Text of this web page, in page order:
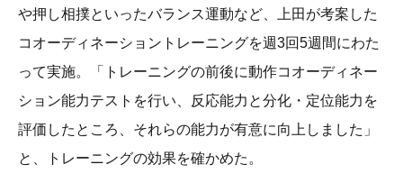
や押し相撲といったバランス運動など、上田が考案した
コオーディネーショントレーニングを週3回5週間にわた
って実施。「トレーニングの前後に動作コオーディネー
ション能力テストを行い、反応能力と分化・定位能力を
評価したところ、それらの能力が有意に向上しました」
と、トレーニングの効果を確かめた。